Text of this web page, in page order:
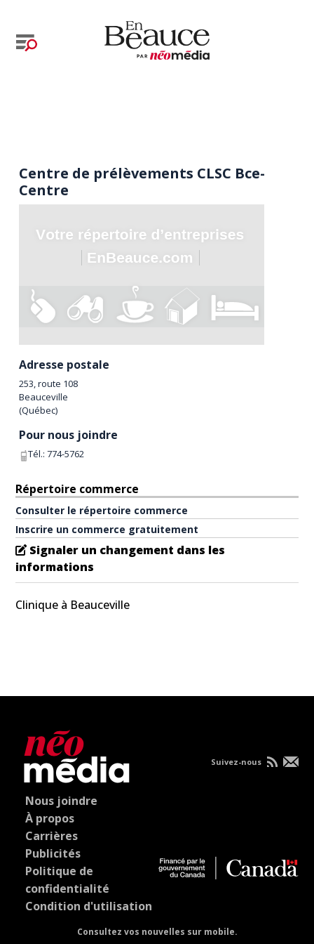
Centre de prélèvements CLSC Bce-
Centre
Adresse postale
253, route 108
Beauceville
(Québec)
Pour nous joindre
Tél.:774-5762
Répertoire commerce
Consulter le répertoire commerce
Inscrire un commerce gratuitement
Signaler un changement dans les
informations
Clinique à Beauceville
Nous joindre
À propos
Carrières
Publicités
Politique de
confidentialité
Condition d'utilisation
Consultez vos nouvelles sur mobile.
Suivez-nous